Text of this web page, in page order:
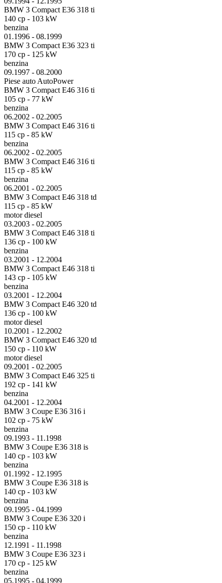
BMW 3 Compact E36 318 ti
140 cp - 103 kW
benzina
01.1996 - 08.1999
BMW 3 Compact E36 323 ti
170 cp - 125 kW
benzina
09.1997 - 08.2000
Piese auto AutoPower
BMW 3 Compact E46 316 ti
105 cp - 77 kW
benzina
06.2002 - 02.2005
BMW 3 Compact E46 316 ti
115 cp - 85 kW
benzina
06.2002 - 02.2005
BMW 3 Compact E46 316 ti
115 cp - 85 kW
benzina
06.2001 - 02.2005
BMW 3 Compact E46 318 td
115 cp - 85 kW
motor diesel
03.2003 - 02.2005
BMW 3 Compact E46 318 ti
136 cp - 100 kW
benzina
03.2001 - 12.2004
BMW 3 Compact E46 318 ti
143 cp - 105 kW
benzina
03.2001 - 12.2004
BMW 3 Compact E46 320 td
136 cp - 100 kW
motor diesel
10.2001 - 12.2002
BMW 3 Compact E46 320 td
150 cp - 110 kW
motor diesel
09.2001 - 02.2005
BMW 3 Compact E46 325 ti
192 cp - 141 kW
benzina
04.2001 - 12.2004
BMW 3 Coupe E36 316 i
102 cp - 75 kW
benzina
09.1993 - 11.1998
BMW 3 Coupe E36 318 is
140 cp - 103 kW
benzina
01.1992 - 12.1995
BMW 3 Coupe E36 318 is
140 cp - 103 kW
benzina
09.1995 - 04.1999
BMW 3 Coupe E36 320 i
150 cp - 110 kW
benzina
12.1991 - 11.1998
BMW 3 Coupe E36 323 i
170 cp - 125 kW
benzina
05.1995 - 04.1999